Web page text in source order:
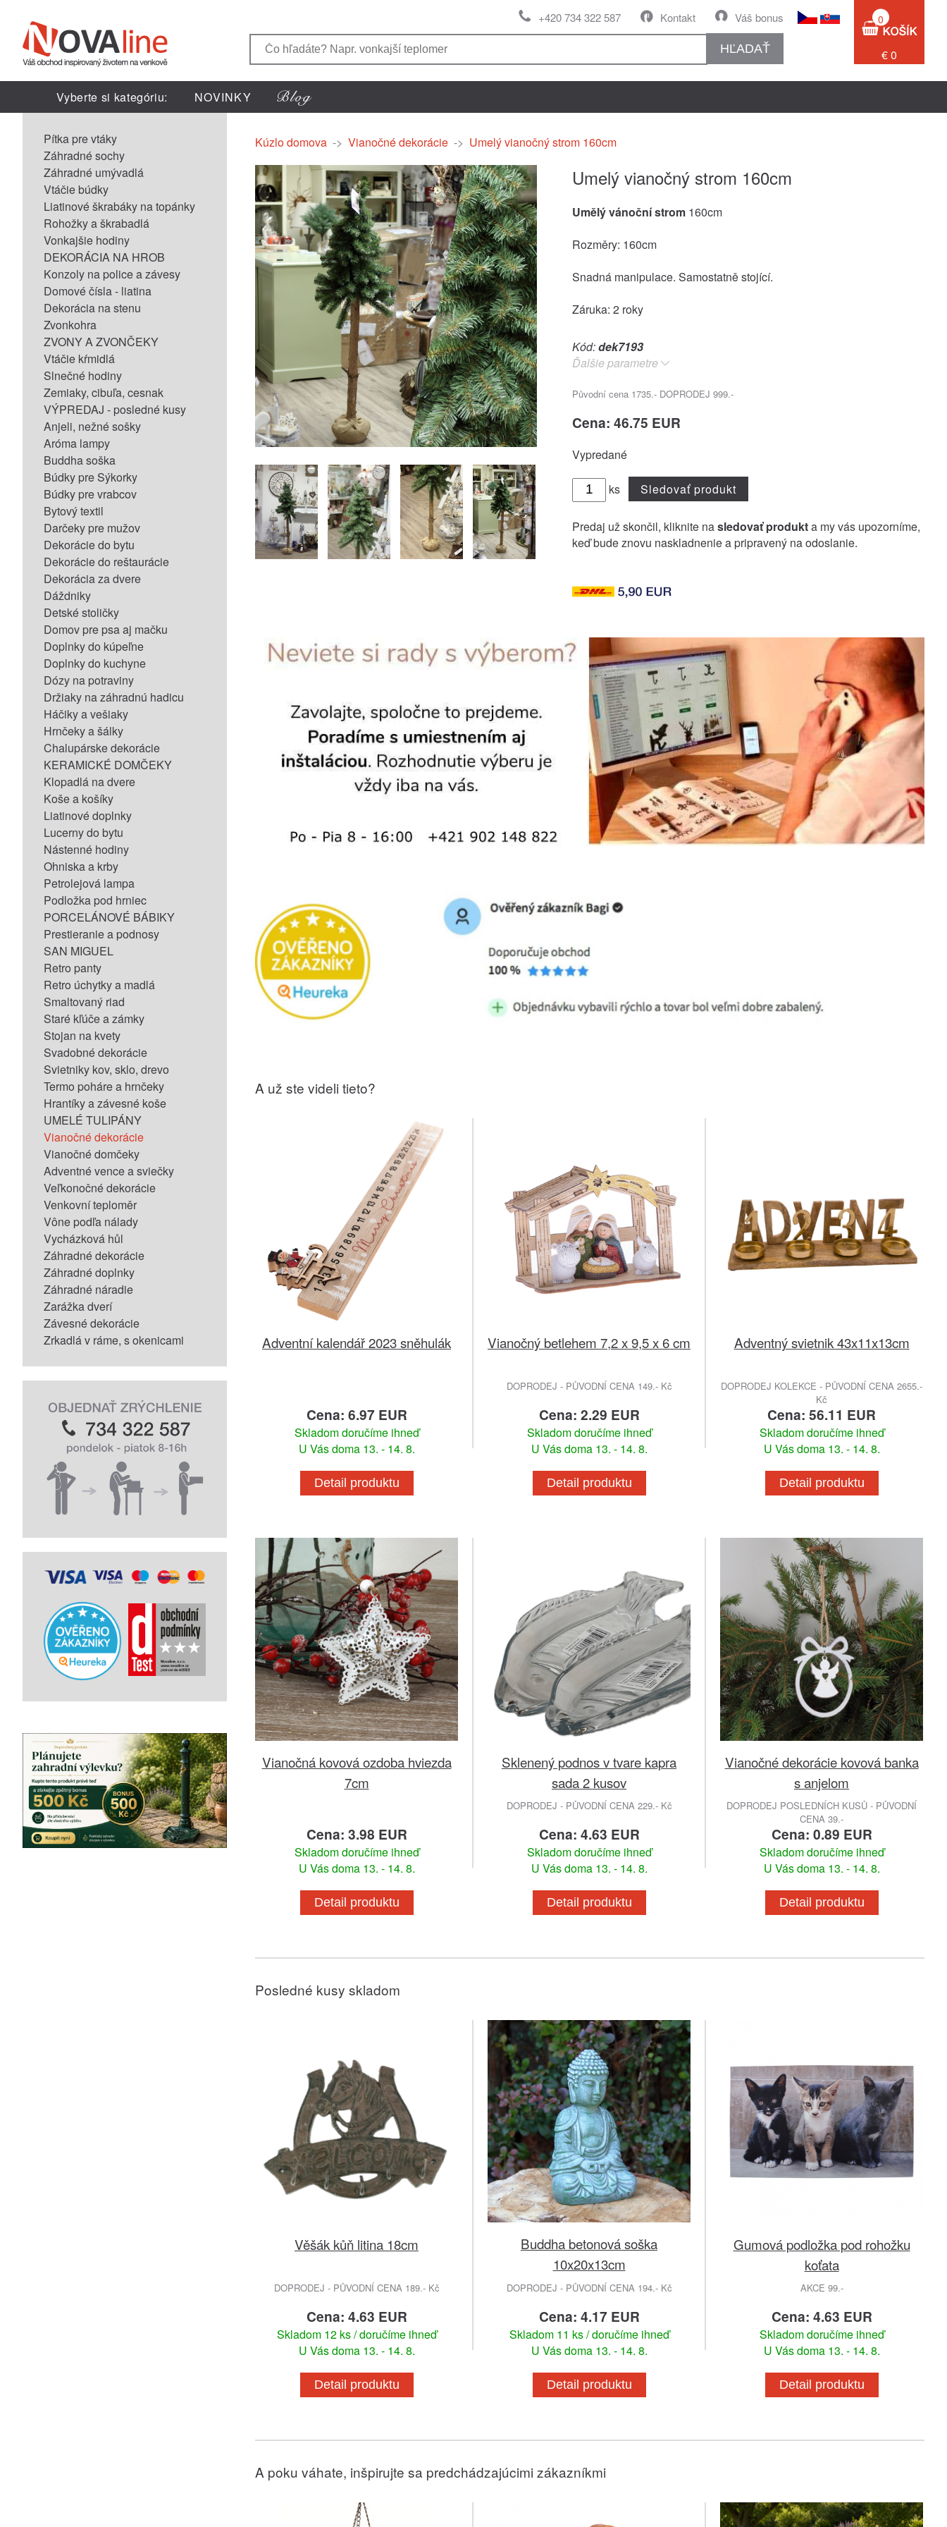
Váš bonus
Kontakt
+420 734 322 587
HĽADAŤ
0
€ 0
Vyberte si kategóriu: NOVINKY
Pítka pre vtáky
Záhradné sochy
Záhradné umývadlá
Vtáčie búdky
Liatinové škrabáky na topánky
Rohožky a škrabadlá
Vonkajšie hodiny
DEKORÁCIA NA HROB
Konzoly na police a závesy
Domové čísla - liatina
Dekorácia na stenu
Zvonkohra
ZVONY A ZVONČEKY
Vtáčie kŕmidlá
Slnečné hodiny
Zemiaky, cibuľa, cesnak
VÝPREDAJ - posledné kusy
Anjeli, nežné sošky
Aróma lampy
Buddha soška
Búdky pre Sýkorky
Búdky pre vrabcov
Bytový textil
Darčeky pre mužov
Dekorácie do bytu
Dekorácie do reštaurácie
Dekorácia za dvere
Dáždniky
Detské stoličky
Domov pre psa aj mačku
Doplnky do kúpeľne
Doplnky do kuchyne
Dózy na potraviny
Držiaky na záhradnú hadicu
Háčiky a vešiaky
Hrnčeky a šálky
Chalupárske dekorácie
KERAMICKÉ DOMČEKY
Klopadlá na dvere
Koše a košíky
Liatinové doplnky
Lucerny do bytu
Nástenné hodiny
Ohniska a krby
Petrolejová lampa
Podložka pod hrniec
PORCELÁNOVÉ BÁBIKY
Prestieranie a podnosy
SAN MIGUEL
Retro panty
Retro úchytky a madlá
Smaltovaný riad
Staré kľúče a zámky
Stojan na kvety
Svadobné dekorácie
Svietniky kov, sklo, drevo
Termo poháre a hrnčeky
Hrantíky a závesné koše
UMELÉ TULIPÁNY
Vianočné dekorácie
Vianočné domčeky
Adventné vence a sviečky
Veľkonočné dekorácie
Venkovní teploměr
Vône podľa nálady
Vycházková hůl
Záhradné dekorácie
Záhradné doplnky
Záhradné náradie
Zarážka dverí
Závesné dekorácie
Zrkadlá v ráme, s okenicami
Kúzlo domova -> Vianočné dekorácie -> Umelý vianočný strom 160cm
Umelý vianočný strom 160cm
Umělý vánoční strom 160cm
Rozměry: 160cm
Snadná manipulace. Samostatně stojící.
Záruka: 2 roky
Kód:dek7193
Ďalšie parametre
Původní cena 1735.- DOPRODEJ 999.-
Cena: 46.75 EUR
Vypredané
ks Sledovať produkt
Predaj už skončil, kliknite nasledovať produkta my vás upozorníme,
keď bude znovu naskladnenie a pripravený na odoslanie.
A už ste videli tieto?
Adventní kalendář 2023 sněhulák
Cena: 6.97 EUR
Skladom doručíme ihneď
U Vás doma 13. - 14. 8.
Detail produktu
Vianočný betlehem 7,2 x 9,5 x 6 cm
DOPRODEJ - PŮVODNÍ CENA 149.- Kč
Cena: 2.29 EUR
Skladom doručíme ihneď
U Vás doma 13. - 14. 8.
Detail produktu
Adventný svietnik 43x11x13cm
DOPRODEJ KOLEKCE - PŮVODNÍ CENA 2655.-
Kč
Cena: 56.11 EUR
Skladom doručíme ihneď
U Vás doma 13. - 14. 8.
Detail produktu
Vianočná kovová ozdoba hviezda
7cm
Cena: 3.98 EUR
Skladom doručíme ihneď
U Vás doma 13. - 14. 8.
Detail produktu
Sklenený podnos v tvare kapra
sada 2 kusov
DOPRODEJ - PŮVODNÍ CENA 229.- Kč
Cena: 4.63 EUR
Skladom doručíme ihneď
U Vás doma 13. - 14. 8.
Detail produktu
Vianočné dekorácie kovová banka
s anjelom
DOPRODEJ POSLEDNÍCH KUSŮ - PŮVODNÍ
CENA 39.-
Cena: 0.89 EUR
Skladom doručíme ihneď
U Vás doma 13. - 14. 8.
Detail produktu
Posledné kusy skladom
Věšák kůň litina 18cm
DOPRODEJ - PŮVODNÍ CENA 189.- Kč
Cena: 4.63 EUR
Skladom 12 ks / doručíme ihneď
U Vás doma 13. - 14. 8.
Detail produktu
Buddha betonová soška
10x20x13cm
DOPRODEJ - PŮVODNÍ CENA 194.- Kč
Cena: 4.17 EUR
Skladom 11 ks / doručíme ihneď
U Vás doma 13. - 14. 8.
Detail produktu
Gumová podložka pod rohožku
koťata
AKCE 99.-
Cena: 4.63 EUR
Skladom doručíme ihneď
U Vás doma 13. - 14. 8.
Detail produktu
A poku váhate, inšpirujte sa predchádzajúcimi zákazníkmi